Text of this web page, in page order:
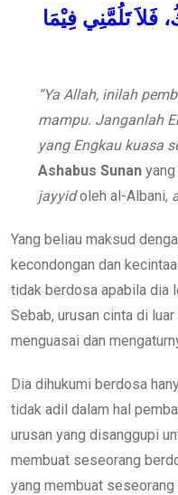
فَلاَ تَلُمَّنِي فِيْمَا
“Ya Allah, inilah
mampu. Janganlah
yang Engkau kuasa
Ashabus Sunan
jayyidoleh al-Albani,
Yang beliau maksud
kecondongan dan
tidak berdosa apabila dia
Sebab, urusan cinta di
menguasai dan
Dia dihukumi berdosa
tidak adil dalam hal
urusan yang disanggupi
membuat seseorang
yang membuat